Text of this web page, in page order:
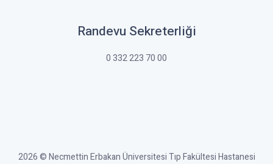
Randevu Sekreterliği
0 332 223 70 00
2026 © Necmettin Erbakan Üniversitesi Tıp Fakültesi Hastanesi